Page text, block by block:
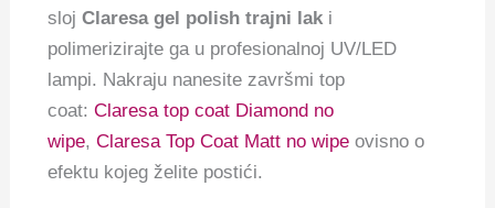
slojClaresa gel polish trajni lak i
polimerizirajte ga u profesionalnoj UV/LED
lampi. Nakraju nanesite završmi top
coat:Claresa top coat Diamond no
wipe,Claresa Top Coat Matt no wipe ovisno o
efektu kojeg želite postići.